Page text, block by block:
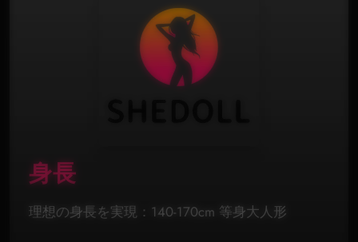
身長
理想の身長を実現：140-170cm 等身大人形